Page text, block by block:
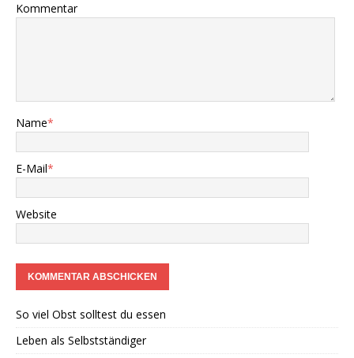
Kommentar
Name*
E-Mail*
Website
So viel Obst solltest du essen
Leben als Selbstständiger